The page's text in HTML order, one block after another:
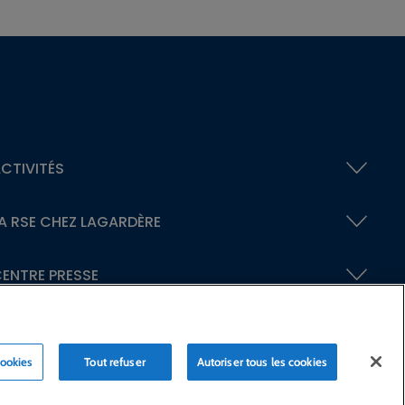
RSE CHEZ LAGARDÈRE
PRESSE
Tout refuser Autoriser tous les cookies